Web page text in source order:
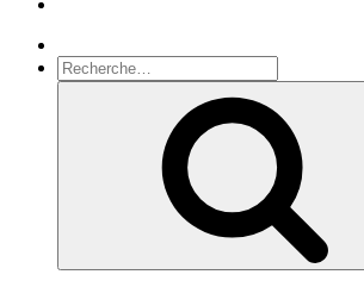
Recherche
pour